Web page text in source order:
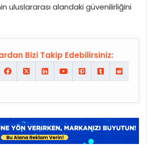
uluslararası alandaki güvenilirliğini
Bizi Takip Edebilirsiniz: